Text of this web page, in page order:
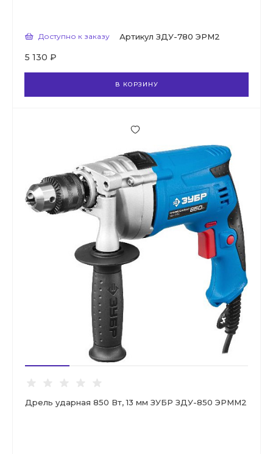
Доступно к заказу Артикул ЗДУ-780 ЭРМ2
5 130 ₽
В КОРЗИНУ
Дрель ударная 850 Вт, 13 мм ЗУБР ЗДУ-850 ЭРММ2